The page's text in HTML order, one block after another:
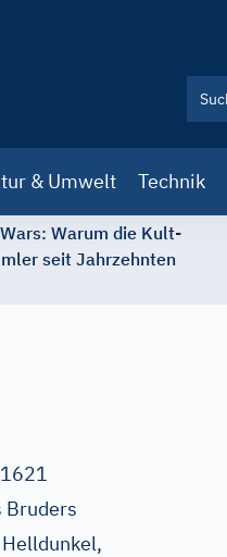
& Umwelt Technik
Warum die Kult-
seit Jahrzehnten
Bruders